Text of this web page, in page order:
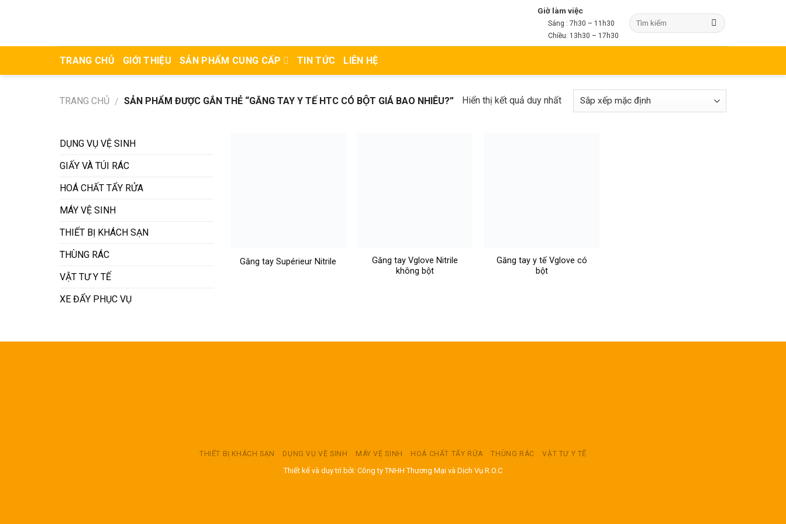
Giờ làm việc
Sáng : 7h30 – 11h30
Chiều: 13h30 – 17h30
TRANG CHỦ GIỚI THIỆU SẢN PHẨM CUNG CẤP TIN TỨC LIÊN HỆ
TRANG CHỦ / SẢN PHẨM ĐƯỢC GẮN THẺ “GĂNG TAY Y TẾ HTC CÓ BỘT GIÁ BAO NHIÊU?” Hiển thị kết quả duy nhất
DỤNG VỤ VỆ SINH
GIẤY VÀ TÚI RÁC
HOÁ CHẤT TẨY RỬA
MÁY VỆ SINH
THIẾT BỊ KHÁCH SẠN
THÙNG RÁC
VẬT TƯ Y TẾ
XE ĐẨY PHỤC VỤ
Găng tay Supérieur Nitrile
Găng tay Vglove Nitrile
không bột
Găng tay y tế Vglove có
bột
THIẾT BỊ KHÁCH SẠN DỤNG VỤ VỆ SINH MÁY VỆ SINH HOÁ CHẤT TẨY RỬA THÙNG RÁC VẬT TƯ Y TẾ
Thiết kế và duy trì bởi: Công ty TNHH Thương Mại và Dịch Vụ R.O.C